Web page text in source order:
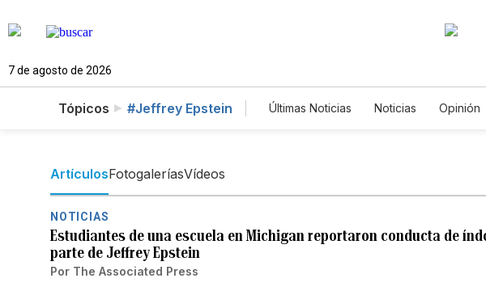
7 de agosto de 2026
Tópicos #Jeffrey Epstein Últimas Noticias Noticias Opinión
ArtículosFotogaleríasVídeos
NOTICIAS
Estudiantes de una escuela en Michigan reportaron conducta de
parte de Jeffrey Epstein
Por The Associated Press